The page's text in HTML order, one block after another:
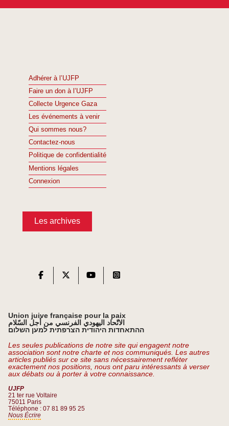
Adhérer à l’UJFP
Faire un don à l’UJFP
Collecte Urgence Gaza
Les événements à venir
Qui sommes nous?
Contactez-nous
Politique de confidentialité
Mentions légales
Connexion
Les archives
Union juive française pour la paix
الاتّحاد اليهودي الفرنسي من أجل السّلام
ההתאחדות היהודית הצרפתית למען השלום
Les seules publications de notre site qui engagent notre
association sont notre charte et nos communiqués. Les autres
articles publiés sur ce site sans nécessairement refléter
exactement nos positions, nous ont paru intéressants à verser
aux débats ou à porter à votre connaissance.
UJFP
21 ter rue Voltaire
75011 Paris
Téléphone : 07 81 89 95 25
Nous Écrire